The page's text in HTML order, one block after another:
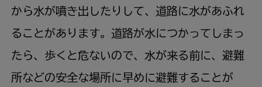
から水が噴き出 したりして、道路に水があふれ
ることがあります。道路が水につかってしまっ
たら、 歩くと危ないので、 水が来る前に、避難
所などの安全な場所に早めに避難することが